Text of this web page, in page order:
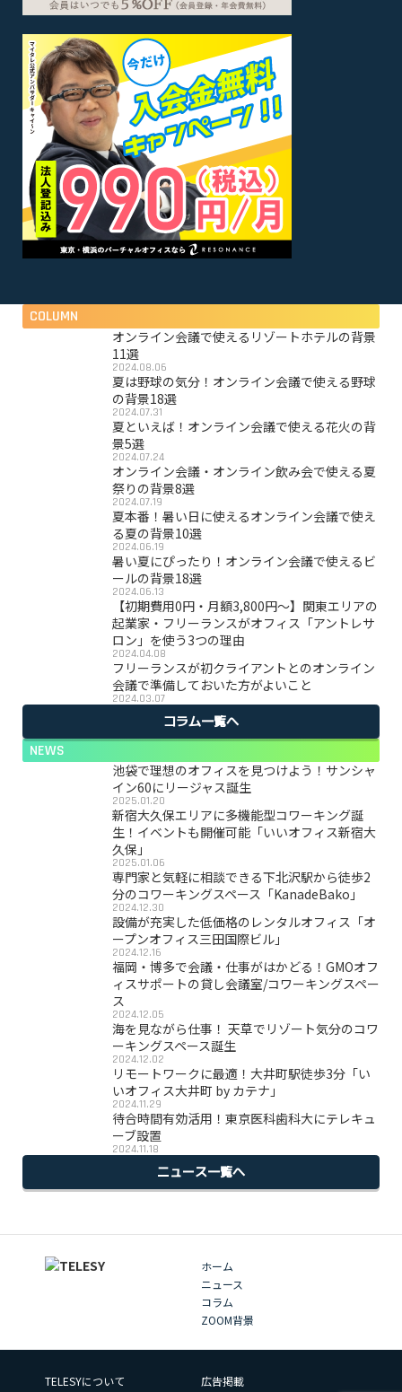
COLUMN
オンライン会議で使えるリゾートホテルの背景
11選
2024.08.06
夏は野球の気分！オンライン会議で使える野球
の背景18選
2024.07.31
夏といえば！オンライン会議で使える花火の背
景5選
2024.07.24
オンライン会議・オンライン飲み会で使える夏
祭りの背景8選
2024.07.19
夏本番！暑い日に使えるオンライン会議で使え
る夏の背景10選
2024.06.19
暑い夏にぴったり！オンライン会議で使えるビ
ールの背景18選
2024.06.13
【初期費用0円・月額3,800円〜】関東エリアの
起業家・フリーランスがオフィス「アントレサ
ロン」を使う3つの理由
2024.04.08
フリーランスが初クライアントとのオンライン
会議で準備しておいた方がよいこと
2024.03.07
コラム一覧へ
NEWS
池袋で理想のオフィスを見つけよう！サンシャ
イン60にリージャス誕生
2025.01.20
新宿大久保エリアに多機能型コワーキング誕
生！イベントも開催可能「いいオフィス新宿大
久保」
2025.01.06
専門家と気軽に相談できる下北沢駅から徒歩2
分のコワーキングスペース「KanadeBako」
2024.12.30
設備が充実した低価格のレンタルオフィス「オ
ープンオフィス三田国際ビル」
2024.12.16
福岡・博多で会議・仕事がはかどる！GMOオフ
ィスサポートの貸し会議室/コワーキングスペー
ス
2024.12.05
海を見ながら仕事！ 天草でリゾート気分のコワ
ーキングスペース誕生
2024.12.02
リモートワークに最適！大井町駅徒歩3分「い
いオフィス大井町 by カテナ」
2024.11.29
待合時間有効活用！東京医科歯科大にテレキュ
ーブ設置
2024.11.18
ニュース一覧へ
ホーム
ニュース
コラム
ZOOM背景
TELESYについて
広告掲載